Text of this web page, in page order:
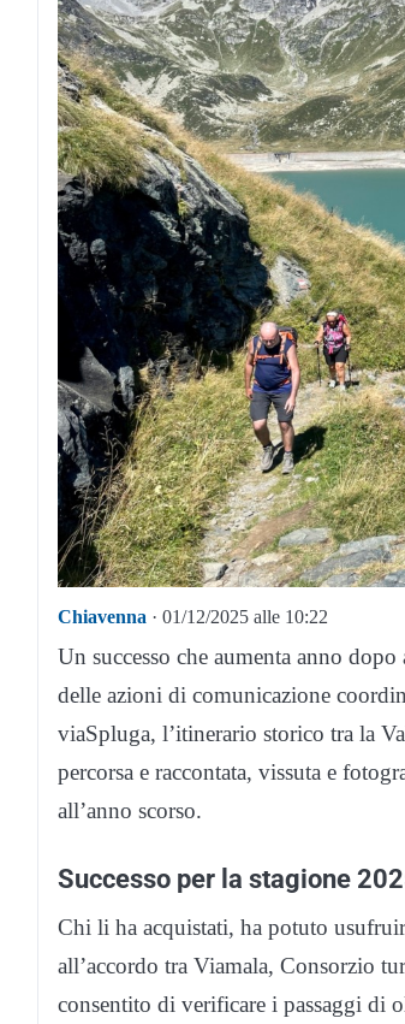
Chiavenna · 01/12/2025 alle 10:22
Un successo che aumenta anno
delle azioni di comunicazione
viaSpluga, l’itinerario storico tra la
percorsa e raccontata, vissuta e
all’anno scorso.
Successo per la stagione
Chi li ha acquistati, ha potuto
all’accordo tra Viamala, Consorzio
consentito di verificare i passaggi di